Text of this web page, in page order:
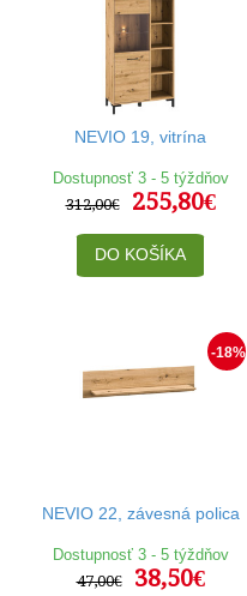
NEVIO 19, vitrína
Dostupnosť 3 - 5 týždňov
312,00€
255,80€
DO KOŠÍKA
-18%
NEVIO 22, závesná polica
Dostupnosť 3 - 5 týždňov
47,00€
38,50€